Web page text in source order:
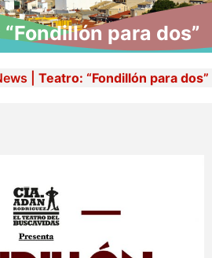
para dos”
Teatro: “Fondillón para dos”